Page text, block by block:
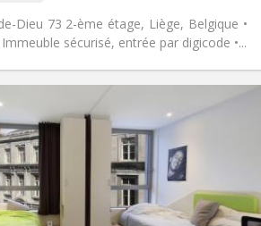
Dieu 73 2-ème étage, Liège, Belgique •
sécurisé, entrée par digicode •...
560 €
12 mois
Domiciliation:
Sous conditions
Aménagement